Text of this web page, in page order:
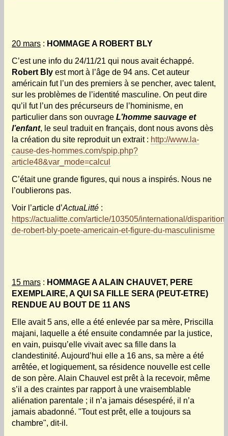
20 mars : HOMMAGE A ROBERT BLY
C’est une info du 24/11/21 qui nous avait échappé.
Robert Bly est mort à l’âge de 94 ans. Cet auteur
américain fut l’un des premiers à se pencher, avec talent,
sur les problèmes de l’identité masculine. On peut dire
qu’il fut l’un des précurseurs de l’hominisme, en
particulier dans son ouvrage L’homme sauvage et
l’enfant, le seul traduit en français, dont nous avons dès
la création du site reproduit un extrait : http://www.la-
cause-des-hommes.com/spip.php?
article48&var_mode=calcul
C’était une grande figures, qui nous a inspirés. Nous ne
l’oublierons pas.
Voir l’article d’ActuaLitté :
https://actualitte.com/article/103505/international/disparition-
de-robert-bly-poete-americain-et-figure-du-masculinisme
15 mars : HOMMAGE A ALAIN CHAUVET, PERE
EXEMPLAIRE, A QUI SA FILLE SERA (PEUT-ETRE)
RENDUE AU BOUT DE 11 ANS
Elle avait 5 ans, elle a été enlevée par sa mère, Priscilla
majani, laquelle a été ensuite condamnée par la justice,
en vain, puisqu’elle vivait avec sa fille dans la
clandestinité. Aujourd’hui elle a 16 ans, sa mère a été
arrêtée, et logiquement, sa résidence nouvelle est celle
de son père. Alain Chauvel est prêt à la recevoir, même
s’il a des craintes par rapport à une vraisemblable
aliénation parentale ; il n’a jamais désespéré, il n’a
jamais abadonné. "Tout est prêt, elle a toujours sa
chambre", dit-il.